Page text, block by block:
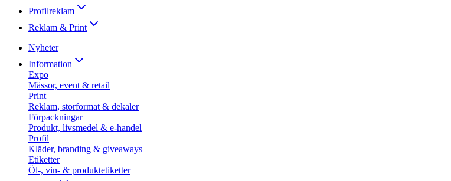
Profilreklam
Reklam & Print
Nyheter
Information
Expo
Mässor, event & retail
Print
Reklam, storformat & dekaler
Förpackningar
Produkt, livsmedel & e-handel
Profil
Kläder, branding & giveaways
Etiketter
Öl-, vin- & produktetiketter